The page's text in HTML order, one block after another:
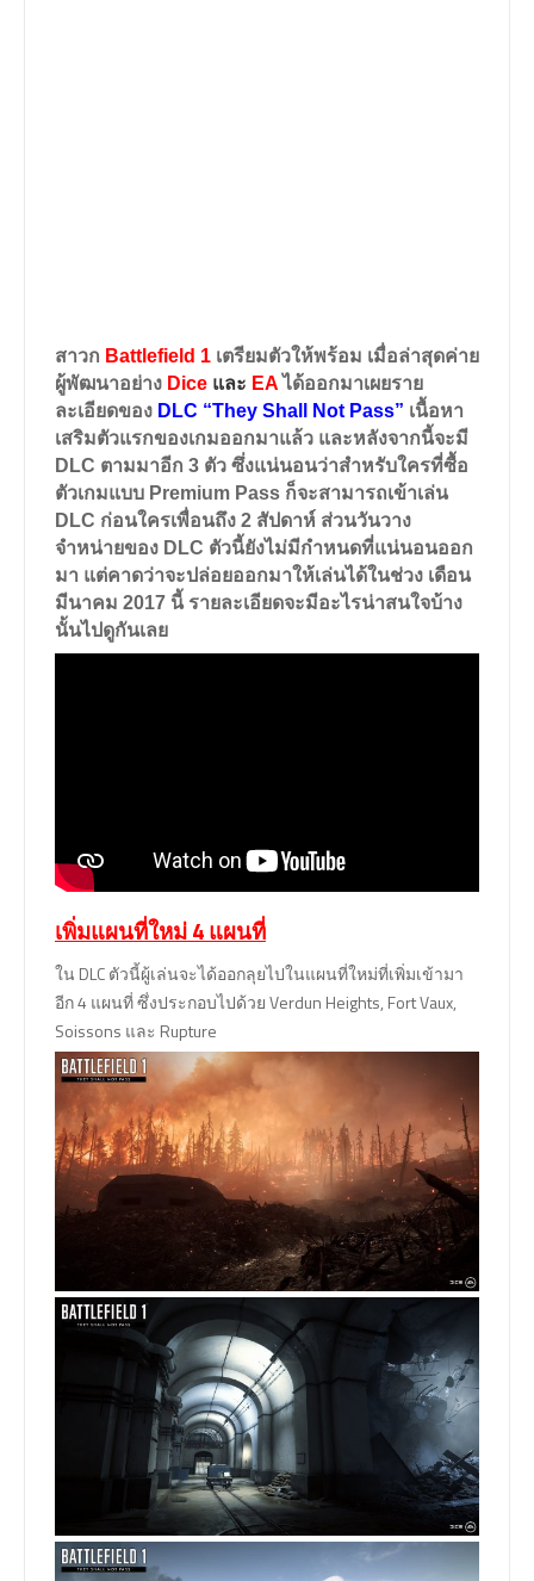
สาวก Battlefield 1 เตรียมตัวให้พร้อม เมื่อล่าสุดค่าย
ผู้พัฒนาอย่าง Dice และ EAได้ออกมาเผยราย
ละเอียดของ DLC “They Shall Not Pass” เนื้อหา
เสริมตัวแรกของเกมออกมาแล้ว และหลังจากนี้จะมี
DLC ตามมาอีก 3 ตัว ซึ่งแน่นอนว่าสำหรับใครที่ซื้อ
ตัวเกมแบบ Premium Pass ก็จะสามารถเข้าเล่น
DLC ก่อนใครเพื่อนถึง 2 สัปดาห์ ส่วนวันวาง
จำหน่ายของ DLC ตัวนี้ยังไม่มีกำหนดที่แน่นอนออก
มา แต่คาดว่าจะปล่อยออกมาให้เล่นได้ในช่วง เดือน
มีนาคม 2017 นี้ รายละเอียดจะมีอะไรน่าสนใจบ้าง
นั้นไปดูกันเลย
เพิ่มแผนที่ใหม่ 4 แผนที่
ใน DLC ตัวนี้ผู้เล่นจะได้ออกลุยไปในแผนที่ใหม่ที่เพิ่มเข้ามา
อีก 4 แผนที่ ซึ่งประกอบไปด้วย Verdun Heights, Fort Vaux,
Soissons และ Rupture